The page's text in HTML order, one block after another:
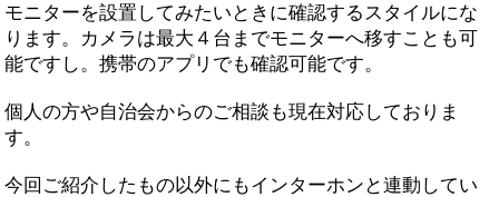
モニターを設置してみたいときに確認するスタイルにな
ります。カメラは最大４台までモニターへ移すことも可
能ですし。携帯のアプリでも確認可能です。
個人の方や自治会からのご相談も現在対応しておりま
す。
今回ご紹介したもの以外にもインターホンと連動してい